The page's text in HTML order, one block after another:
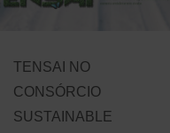
TENSAI NO
CONSÓRCIO
SUSTAINABLE